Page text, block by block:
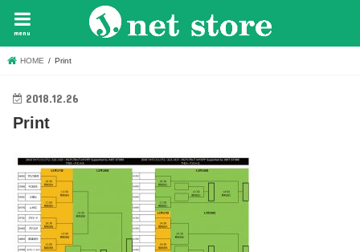
menu
HOME Print
2018.12.26
Print